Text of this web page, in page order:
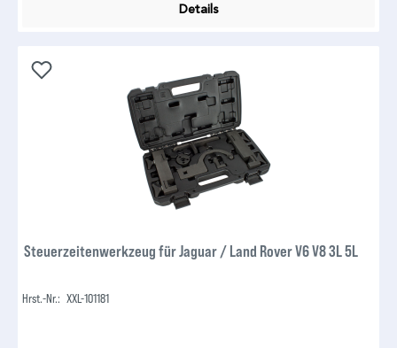
Details
Steuerzeitenwerkzeug für Jaguar / Land Rover V6 V8 3L 5L
Hrst.-Nr.: XXL-101181